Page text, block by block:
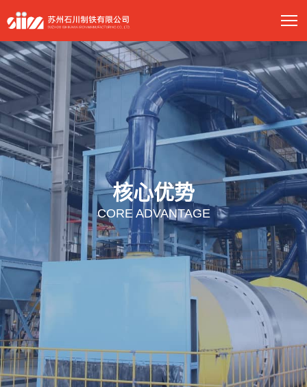
核心优势
CORE ADVANTAGE